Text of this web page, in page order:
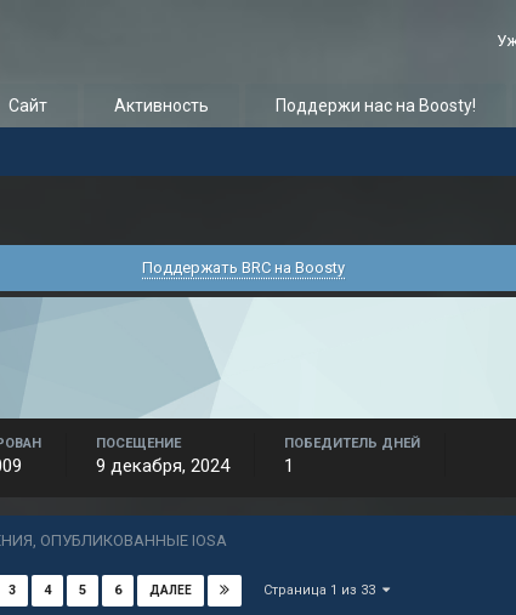
Сайт Активность Поддержи нас на Boosty!
Поддержать BRC на Boosty
ПОСЕЩЕНИЕ
9 декабря, 2024
ПОБЕДИТЕЛЬ ДНЕЙ
1
ОПУБЛИКОВАННЫЕ IOSA
3 4 5 6 ДАЛЕЕ Страница 1 из 33